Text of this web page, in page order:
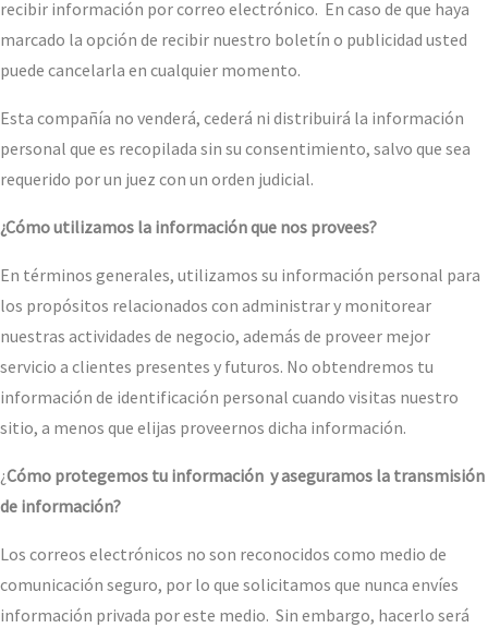
recibir información por correo electrónico. En caso de que haya
marcado la opción de recibir nuestro boletín o publicidad usted
puede cancelarla en cualquier momento.
Esta compañía no venderá, cederá ni distribuirá la información
personal que es recopilada sin su consentimiento, salvo que sea
requerido por un juez con un orden judicial.
¿Cómo utilizamos la información que nos provees?
En términos generales, utilizamos su información personal para
los propósitos relacionados con administrar y monitorear
nuestras actividades de negocio, además de proveer mejor
servicio a clientes presentes y futuros. No obtendremos tu
información de identificación personal cuando visitas nuestro
sitio, a menos que elijas proveernos dicha información.
¿Cómo protegemos tu información y aseguramos la transmisión
de información?
Los correos electrónicos no son reconocidos como medio de
comunicación seguro, por lo que solicitamos que nunca envíes
información privada por este medio. Sin embargo, hacerlo será